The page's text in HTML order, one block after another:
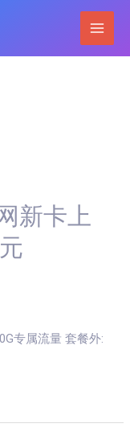
Main
新卡上
专属流量 套餐外: